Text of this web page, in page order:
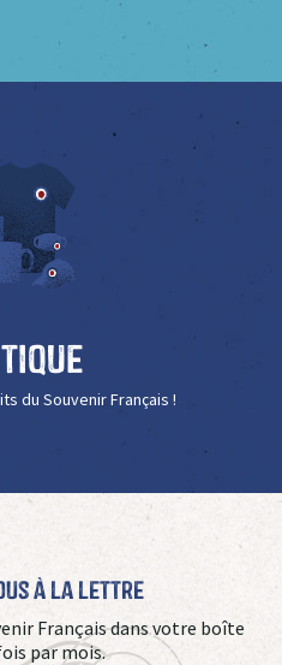
du Souvenir Français !
à La Lettre
Français dans votre boîte
par mois.